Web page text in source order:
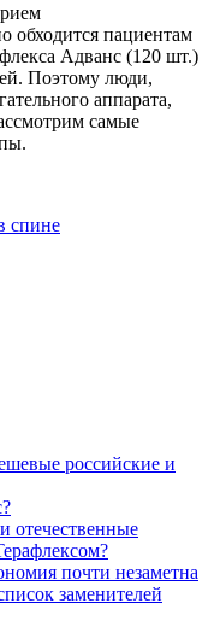
обходится пациентам
Адванс (120 шт.)
Поэтому люди,
аппарата,
самые
спине
российские и
отечественные
почти незаметна
заменителей